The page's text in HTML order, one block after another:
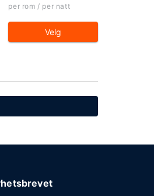
per rom / per natt
Velg